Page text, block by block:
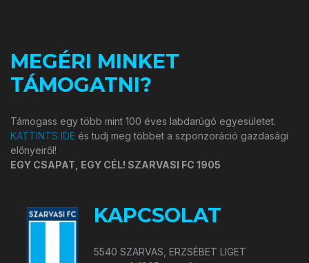
MEGÉRI MINKET
TÁMOGATNI?
Támogass egy több mint 100 éves labdarúgó egyesületet.
KATTINTS IDE és tudj meg többet a szponzoráció gazdasági
előnyeiről!
EGY CSAPAT, EGY CÉL! SZARVASI FC 1905
KAPCSOLAT
5540 SZARVAS, ERZSÉBET LIGET